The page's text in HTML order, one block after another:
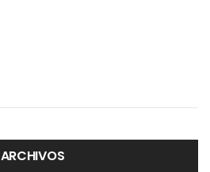
ARCHIVOS